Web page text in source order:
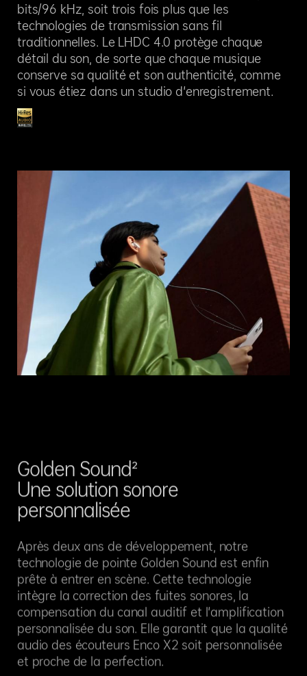
bits/96 kHz, soit trois fois plus que les
technologies de transmission sans fil
traditionnelles. Le LHDC 4.0 protège chaque
détail du son, de sorte que chaque musique
conserve sa qualité et son authenticité, comme
si vous étiez dans un studio d'enregistrement.
Golden Sound²
Une solution sonore
personnalisée
Après deux ans de développement, notre
technologie de pointe Golden Sound est enfin
prête à entrer en scène. Cette technologie
intègre la correction des fuites sonores, la
compensation du canal auditif et l'amplification
personnalisée du son. Elle garantit que la qualité
audio des écouteurs Enco X2 soit personnalisée
et proche de la perfection.